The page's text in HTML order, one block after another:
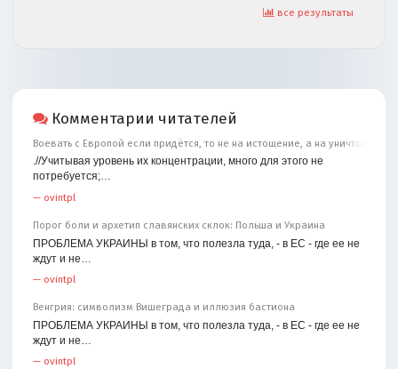
все результаты
Комментарии читателей
Воевать с Европой если придётся, то не на истощение, а на уничтожение
.//Учитывая уровень их концентрации, много для этого не
потребуется;…
— ovintpl
Порог боли и архетип славянских склок: Польша и Украина
ПРОБЛЕМА УКРАИНЫ в том, что полезла туда, - в ЕС - где ее не
ждут и не…
— ovintpl
Венгрия: символизм Вишеграда и иллюзия бастиона
ПРОБЛЕМА УКРАИНЫ в том, что полезла туда, - в ЕС - где ее не
ждут и не…
— ovintpl